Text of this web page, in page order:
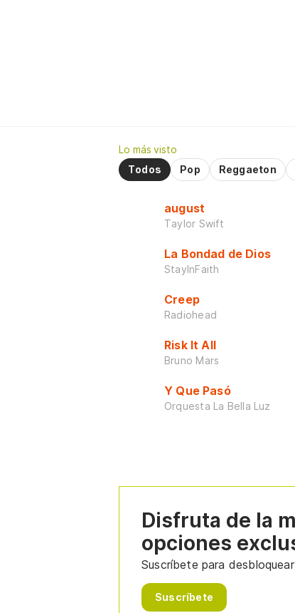
Lo más visto
Todos
Pop Reggaeton
august
Taylor Swift
La Bondad de Dios
StayInFaith
Creep
Radiohead
Risk It All
Bruno Mars
Y Que Pasó
Orquesta La Bella Luz
Disfruta de la
opciones
Suscríbete para
Suscríbete